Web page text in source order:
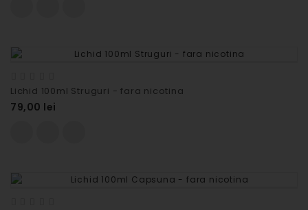
Lichid 100ml Struguri - fara nicotina
79,00 lei